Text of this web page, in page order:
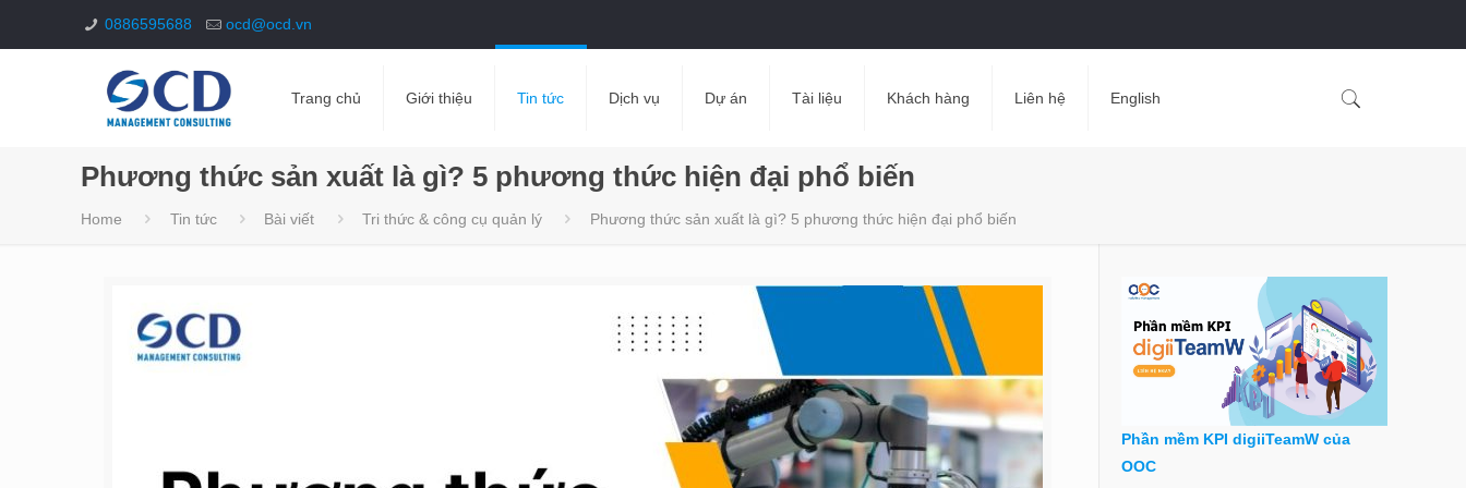
0886595688 ocd@ocd.vn
Trang chủ Giới thiệu Tin tức Dịch vụ Dự án Tài liệu Khách hàng Liên hệ English
Phương thức sản xuất là gì? 5 phương thức hiện đại phổ biến
Home Tin tức Bài viết Tri thức & công cụ quản lý Phương thức sản xuất là gì? 5 phương thức hiện đại phổ biến
Phần mềm KPI digiiTeamW của
OOC